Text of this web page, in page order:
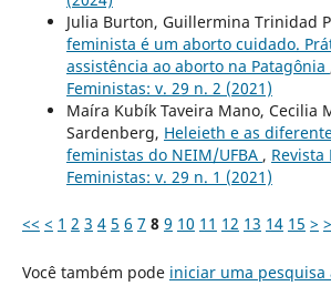
Julia Burton, Guillermina Trinidad
feminista é um aborto cuidado.
assistência ao aborto na Patagônia
Feministas: v. 29 n. 2 (2021)
Maíra Kubík Taveira Mano, Cecilia
Sardenberg, Heleieth e as
feministas do NEIM/UFBA , Revista
Feministas: v. 29 n. 1 (2021)
<< < 1 2 3 4 5 6 7 8 9 10 11 12 13 14 15 >
Você também pode iniciar uma pesquisa